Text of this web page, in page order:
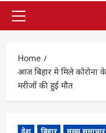
Primary
Home
आज बिहार मे मिले कोरोना
मरीजों की हुई मौत
देश बिहार मुख्य समाचार